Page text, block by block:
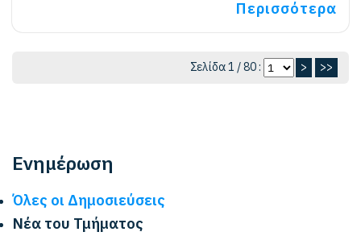
Περισσότερα
Σελίδα 1 / 80 : > >>
Ενημέρωση
Όλες οι Δημοσιεύσεις
Νέα του Τμήματος